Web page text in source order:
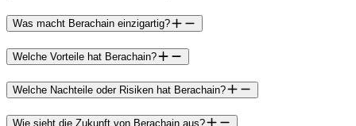
Was macht Berachain einzigartig?
Welche Vorteile hat Berachain?
Welche Nachteile oder Risiken hat Berachain?
Wie sieht die Zukunft von Berachain aus?